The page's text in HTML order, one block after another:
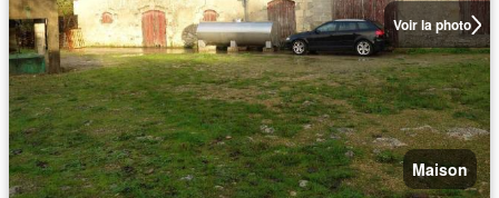
Voir la photo
Maison